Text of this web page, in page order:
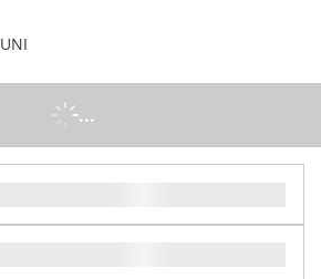
UNI
...